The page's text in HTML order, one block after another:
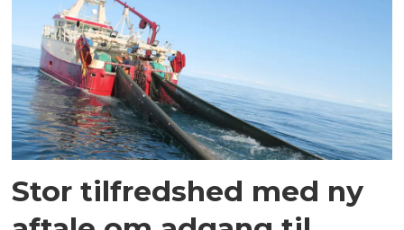
Stor tilfredshed med ny